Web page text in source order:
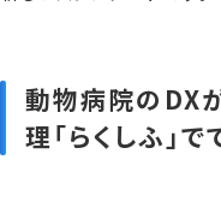
動物病院のDX
理「らくしふ」